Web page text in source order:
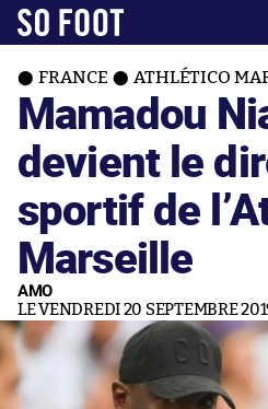
FRANCE ATHLÉTICO
Mamadou
devient le
sportif de
Marseille
AMO
LE VENDREDI 20 SEPTEMBRE